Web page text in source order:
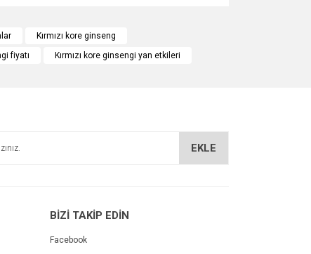
Kırmızı kore ginseng
fiyatı Kırmızı kore ginsengi yan etkileri
EKLE
BİZİ TAKİP EDİN
Facebook